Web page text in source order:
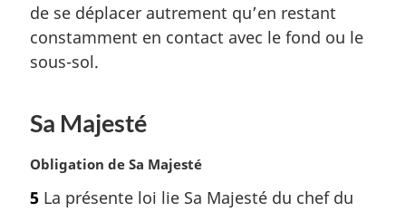
de se déplacer autrement qu’en restant
constamment en contact avec le fond ou le
sous-sol.
Sa Majesté
N
t
Obligation de Sa Majesté
5 La présente loi lie Sa Majesté du chef du